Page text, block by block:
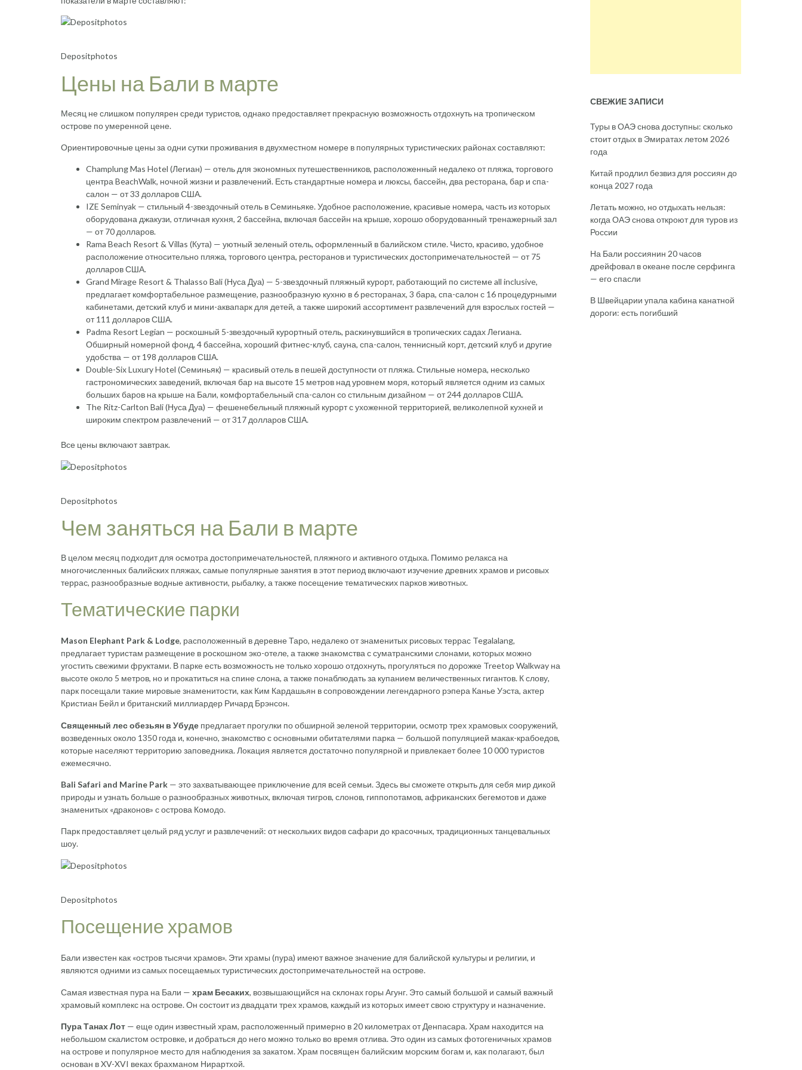
Depositphotos
Цены на Бали в марте
Месяц не слишком популярен среди туристов, однако предоставляет прекрасную возможность отдохнуть на тропическом
острове по умеренной цене.
Ориентировочные цены за одни сутки проживания в двухместном номере в популярных туристических районах составляют:
Champlung Mas Hotel (Легиан) — отель для экономных путешественников, расположенный недалеко от пляжа, торгового
центра BeachWalk, ночной жизни и развлечений. Есть стандартные номера и люксы, бассейн, два ресторана, бар и спа-
салон — от 33 долларов США.
IZE Seminyak — стильный 4-звездочный отель в Семиньяке. Удобное расположение, красивые номера, часть из которых
оборудована джакузи, отличная кухня, 2 бассейна, включая бассейн на крыше, хорошо оборудованный тренажерный зал
— от 70 долларов.
Rama Beach Resort & Villas (Кута) — уютный зеленый отель, оформленный в балийском стиле. Чисто, красиво, удобное
расположение относительно пляжа, торгового центра, ресторанов и туристических достопримечательностей — от 75
долларов США.
Grand Mirage Resort & Thalasso Bali (Нуса Дуа) — 5-звездочный пляжный курорт, работающий по системе all inclusive,
предлагает комфортабельное размещение, разнообразную кухню в 6 ресторанах, 3 бара, спа-салон с 16 процедурными
кабинетами, детский клуб и мини-аквапарк для детей, а также широкий ассортимент развлечений для взрослых гостей —
от 111 долларов США.
Padma Resort Legian — роскошный 5-звездочный курортный отель, раскинувшийся в тропических садах Легиана.
Обширный номерной фонд, 4 бассейна, хороший фитнес-клуб, сауна, спа-салон, теннисный корт, детский клуб и другие
удобства — от 198 долларов США.
Double-Six Luxury Hotel (Семиньяк) — красивый отель в пешей доступности от пляжа. Стильные номера, несколько
гастрономических заведений, включая бар на высоте 15 метров над уровнем моря, который является одним из самых
больших баров на крыше на Бали, комфортабельный спа-салон со стильным дизайном — от 244 долларов США.
The Ritz-Carlton Bali (Нуса Дуа) — фешенебельный пляжный курорт с ухоженной территорией, великолепной кухней и
широким спектром развлечений — от 317 долларов США.
Все цены включают завтрак.
Depositphotos
Чем заняться на Бали в марте
В целом месяц подходит для осмотра достопримечательностей, пляжного и активного отдыха. Помимо релакса на
многочисленных балийских пляжах, самые популярные занятия в этот период включают изучение древних храмов и рисовых
террас, разнообразные водные активности, рыбалку, а также посещение тематических парков животных.
Тематические парки
Mason Elephant Park & Lodge, расположенный в деревне Таро, недалеко от знаменитых рисовых террас Tegalalang,
предлагает туристам размещение в роскошном эко-отеле, а также знакомства с суматранскими слонами, которых можно
угостить свежими фруктами. В парке есть возможность не только хорошо отдохнуть, прогуляться по дорожке Treetop Walkway на
высоте около 5 метров, но и прокатиться на спине слона, а также понаблюдать за купанием величественных гигантов. К слову,
парк посещали такие мировые знаменитости, как Ким Кардашьян в сопровождении легендарного рэпера Канье Уэста, актер
Кристиан Бейл и британский миллиардер Ричард Брэнсон.
Священный лес обезьян в Убуде предлагает прогулки по обширной зеленой территории, осмотр трех храмовых сооружений,
возведенных около 1350 года и, конечно, знакомство с основными обитателями парка — большой популяцией макак-крабоедов,
которые населяют территорию заповедника. Локация является достаточно популярной и привлекает более 10 000 туристов
ежемесячно.
Bali Safari and Marine Park — это захватывающее приключение для всей семьи. Здесь вы сможете открыть для себя мир дикой
природы и узнать больше о разнообразных животных, включая тигров, слонов, гиппопотамов, африканских бегемотов и даже
знаменитых «драконов» с острова Комодо.
Парк предоставляет целый ряд услуг и развлечений: от нескольких видов сафари до красочных, традиционных танцевальных
шоу.
Depositphotos
Посещение храмов
Бали известен как «остров тысячи храмов». Эти храмы (пура) имеют важное значение для балийской культуры и религии, и
являются одними из самых посещаемых туристических достопримечательностей на острове.
Самая известная пура на Бали — храм Бесаких, возвышающийся на склонах горы Агунг. Это самый большой и самый важный
храмовый комплекс на острове. Он состоит из двадцати трех храмов, каждый из которых имеет свою структуру и назначение.
Пура Танах Лот — еще один известный храм, расположенный примерно в 20 километрах от Денпасара. Храм находится на
небольшом скалистом островке, и добраться до него можно только во время отлива. Это один из самых фотогеничных храмов
на острове и популярное место для наблюдения за закатом. Храм посвящен балийским морским богам и, как полагают, был
основан в XV-XVI веках брахманом Нирартхой.
СВЕЖИЕ ЗАПИСИ
Туры в ОАЭ снова доступны: сколько
стоит отдых в Эмиратах летом 2026
года
Китай продлил безвиз для россиян до
конца 2027 года
Летать можно, но отдыхать нельзя:
когда ОАЭ снова откроют для туров из
России
На Бали россиянин 20 часов
дрейфовал в океане после серфинга
— его спасли
В Швейцарии упала кабина канатной
дороги: есть погибший